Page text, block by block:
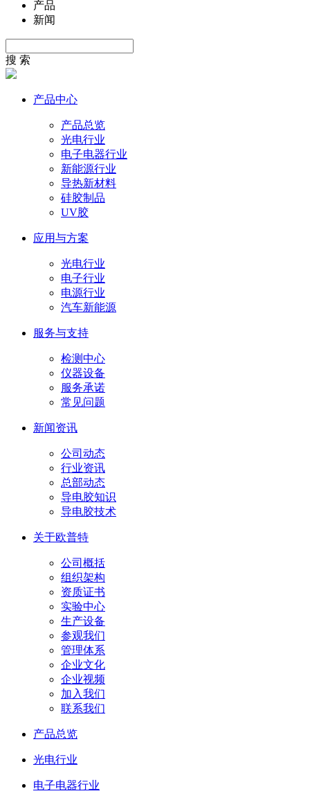
产品
新闻
搜 索
产品中心
产品总览
光电行业
电子电器行业
新能源行业
导热新材料
硅胶制品
UV胶
应用与方案
光电行业
电子行业
电源行业
汽车新能源
服务与支持
检测中心
仪器设备
服务承诺
常见问题
新闻资讯
公司动态
行业资讯
总部动态
导电胶知识
导电胶技术
关于欧普特
公司概括
组织架构
资质证书
实验中心
生产设备
参观我们
管理体系
企业文化
企业视频
加入我们
联系我们
产品总览
光电行业
电子电器行业